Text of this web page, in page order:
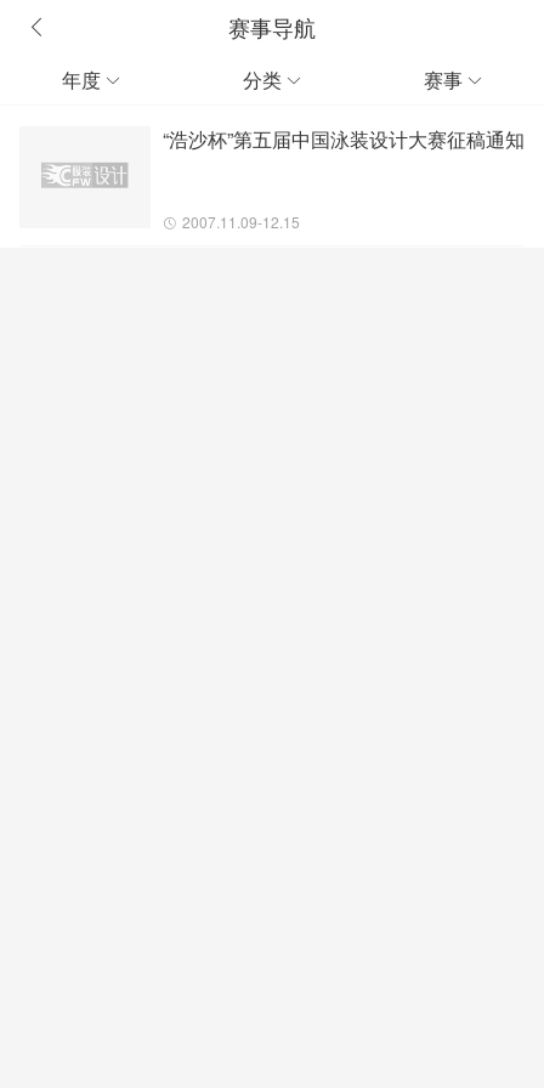
赛事导航
年度  分类  赛事 
“浩沙杯”第五届中国泳装设计大赛征稿通知
2007.11.09-12.15